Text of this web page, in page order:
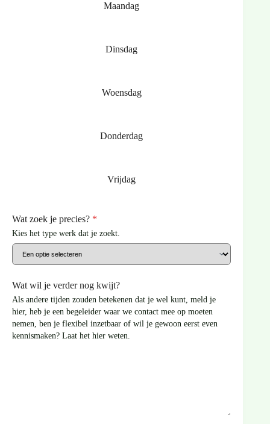
Maandag
Dinsdag
Woensdag
Donderdag
Vrijdag
Wat zoek je precies? *
Kies het type werk dat je zoekt.
Wat wil je verder nog kwijt?
Als andere tijden zouden betekenen dat je wel kunt, meld je
hier, heb je een begeleider waar we contact mee op moeten
nemen, ben je flexibel inzetbaar of wil je gewoon eerst even
kennismaken? Laat het hier weten.